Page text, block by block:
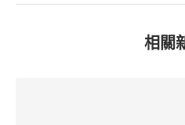
相關